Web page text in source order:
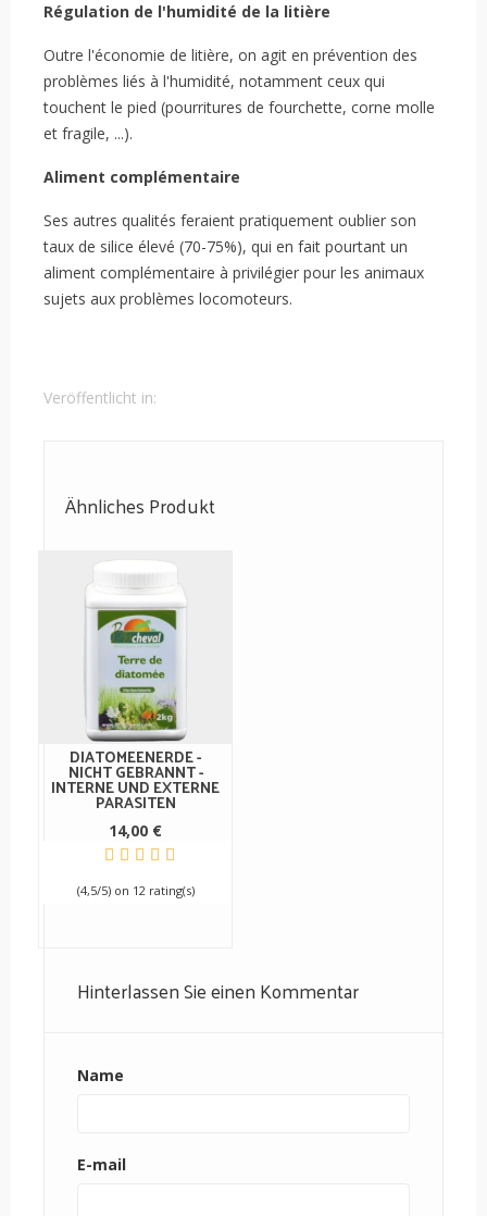
Régulation de l'humidité de la litière
Outre l'économie de litière, on agit en prévention des
problèmes liés à l'humidité, notamment ceux qui
touchent le pied (pourritures de fourchette, corne molle
et fragile, ...).
Aliment complémentaire
Ses autres qualités feraient pratiquement oublier son
taux de silice élevé (70-75%), qui en fait pourtant un
aliment complémentaire à privilégier pour les animaux
sujets aux problèmes locomoteurs.
Veröffentlicht in:
Ähnliches Produkt
DIATOMEENERDE -
NICHT GEBRANNT -
INTERNE UND EXTERNE
PARASITEN
14,00 €
(4,5/5) on 12 rating(s)
Hinterlassen Sie einen Kommentar
Name
E-mail